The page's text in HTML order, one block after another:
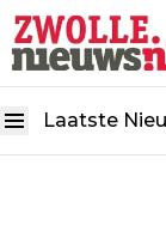
Laatste